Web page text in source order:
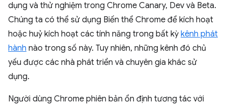
dụng và thử nghiệm trong Chrome Canary, Dev và Beta.
Chúng ta có thể sử dụng Biến thể Chrome để kích hoạt
hoặc huỷ kích hoạt các tính năng trong bất kỳ kênh phát
hành nào trong số này. Tuy nhiên, những kênh đó chủ
yếu được các nhà phát triển và chuyên gia khác sử
dụng.
Người dùng Chrome phiên bản ổn định tương tác với